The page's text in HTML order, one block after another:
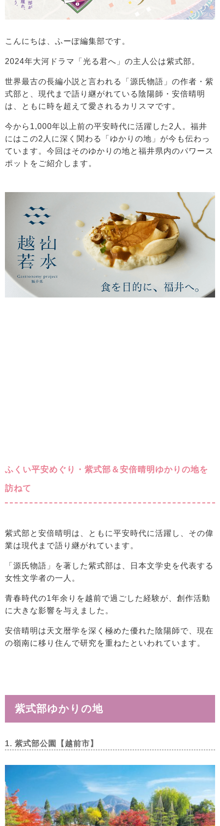
こんにちは、ふーぽ編集部です。
2024年大河ドラマ「光る君へ」の主人公は紫式部。
世界最古の長編小説と言われる「源氏物語」の作者・紫
式部と、現代まで語り継がれている陰陽師・安倍晴明
は、ともに時を超えて愛されるカリスマです。
今から1,000年以上前の平安時代に活躍した2人。福井
にはこの2人に深く関わる「ゆかりの地」が今も伝わっ
ています。今回はそのゆかりの地と福井県内のパワース
ポットをご紹介します。
ふくい平安めぐり・紫式部＆安倍晴明ゆかりの地を
訪ねて
紫式部と安倍晴明は、ともに平安時代に活躍し、その偉
業は現代まで語り継がれています。
「源氏物語」を著した紫式部は、日本文学史を代表する
女性文学者の一人。
青春時代の1年余りを越前で過ごした経験が、創作活動
に大きな影響を与えました。
安倍晴明は天文暦学を深く極めた優れた陰陽師で、現在
の嶺南に移り住んで研究を重ねたといわれています。
紫式部ゆかりの地
1. 紫式部公園【越前市】